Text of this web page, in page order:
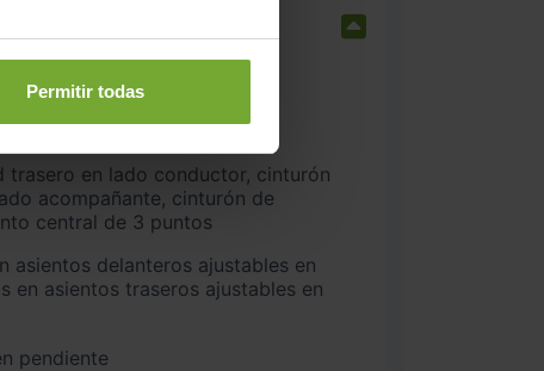
Permitir todas
delantero y trasero
acompañante, cinturón de
central de 3 puntos
en asientos traseros ajustables en
pendiente